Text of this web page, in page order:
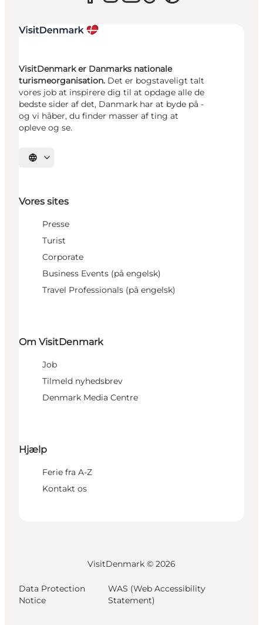
VisitDenmark er Danmarks nationale
turismeorganisation. Det er bogstaveligt talt
vores job at inspirere dig til at opdage alle de
bedste sider af det, Danmark har at byde på -
og vi håber, du finder masser af ting at
opleve og se.
Vælg sprog
Vores sites
Presse
Turist
Corporate
Business Events (på engelsk)
Travel Professionals (på engelsk)
Om VisitDenmark
Job
Tilmeld nyhedsbrev
Denmark Media Centre
Hjælp
Ferie fra A-Z
Kontakt os
VisitDenmark © 2026
Data Protection
Notice
WAS (Web Accessibility
Statement)